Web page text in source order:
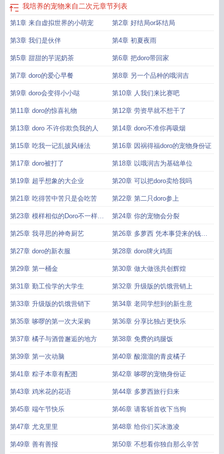
我培养的宠物来自二次元章节列表
第1章 来自虚拟世界的小萌宠 第2章 好结局or坏结局
第3章 我们是伙伴 第4章 初夏夜雨
第5章 甜甜的芋泥奶茶 第6章 把doro带回家
第7章 doro的爱心早餐 第8章 另一个品种的哦润吉
第9章 doro会变得小小哒 第10章 人我们来比赛吧
第11章 doro的惊喜礼物 第12章 劳资早就不想干了
第13章 doro 不许你欺负我的人 第14章 doro不准你再吸烟
第15章 吃我一记乱披风锤法 第16章 因祸得福doro的宠物身份证
第17章 doro被打了 第18章 以哦润吉为基础单位
第19章 超乎想象的大企业 第20章 可以把doro卖给我吗
第21章 吃得苦中苦只是会吃苦 第22章 第二只doro参上
第23章 模样相似的Doro不一样的
性格
第24章 你的宠物会分裂
第25章 我寻思的神奇厨艺 第26章 多萝西 凭本事贷来的钱你
为什么要还
第27章 doro的新衣服 第28章 doro牌火鸡面
第29章 第一桶金 第30章 做大做强共创辉煌
第31章 勤工俭学的大学生 第32章 升级版的饥饿营销上
第33章 升级版的饥饿营销下 第34章 老同学想到的新生意
第35章 哆啰的第一次大采购 第36章 分享比独占更快乐
第37章 橘子与酒曾邂逅的地方 第38章 免费的鸡腿饭
第39章 第一次动脑 第40章 酸溜溜的青皮橘子
第41章 粽子本章有配图 第42章 哆啰的宠物身份证
第43章 鸡米花的花语 第44章 多萝西旅行归来
第45章 端午节快乐 第46章 请客斩首收下当狗
第47章 尤克里里 第48章 给你们买冰激凌
第49章 善有善报 第50章 不想看你独自那么辛苦